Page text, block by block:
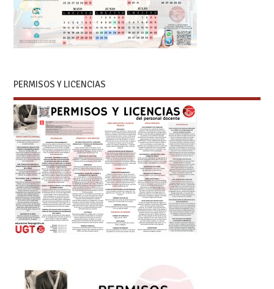
PERMISOS Y LICENCIAS